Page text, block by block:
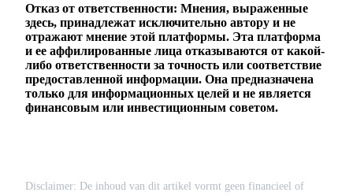
награда
Отказ от ответственности: Мнения, выраженные
здесь, принадлежат исключительно автору и не
отражают мнение этой платформы. Эта платформа
и ее аффилированные лица отказываются от какой-
либо ответственности за точность или соответствие
предоставленной информации. Она предназначена
только для информационных целей и не является
финансовым или инвестиционным советом.
Disclaimer: De inhoud van dit artikel vormt geen financieel of